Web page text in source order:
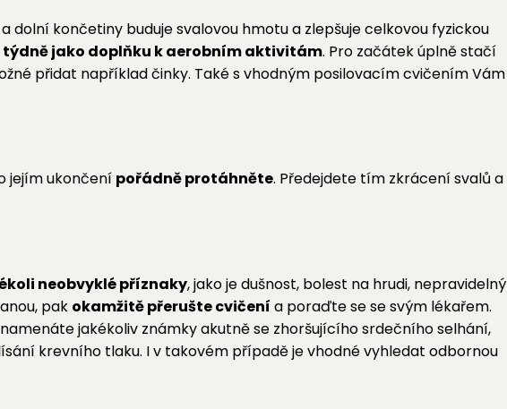
dolní končetiny buduje svalovou hmotu a zlepšuje celkovou fyzickou
týdně jako doplňku k aerobním aktivitám. Pro začátek úplně stačí
přidat například činky. Také s vhodným posilovacím cvičením Vám
jejím ukončení pořádně protáhněte. Předejdete tím zkrácení svalů a
neobvyklé příznaky, jako je dušnost, bolest na hrudi, nepravidelný
pak okamžitě přerušte cvičení a poraďte se se svým lékařem.
jakékoliv známky akutně se zhoršujícího srdečního selhání,
krevního tlaku. I v takovém případě je vhodné vyhledat odbornou